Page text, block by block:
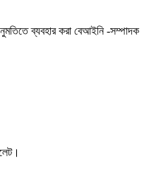
ব্যবহার করা বেআইনি -সম্পাদক